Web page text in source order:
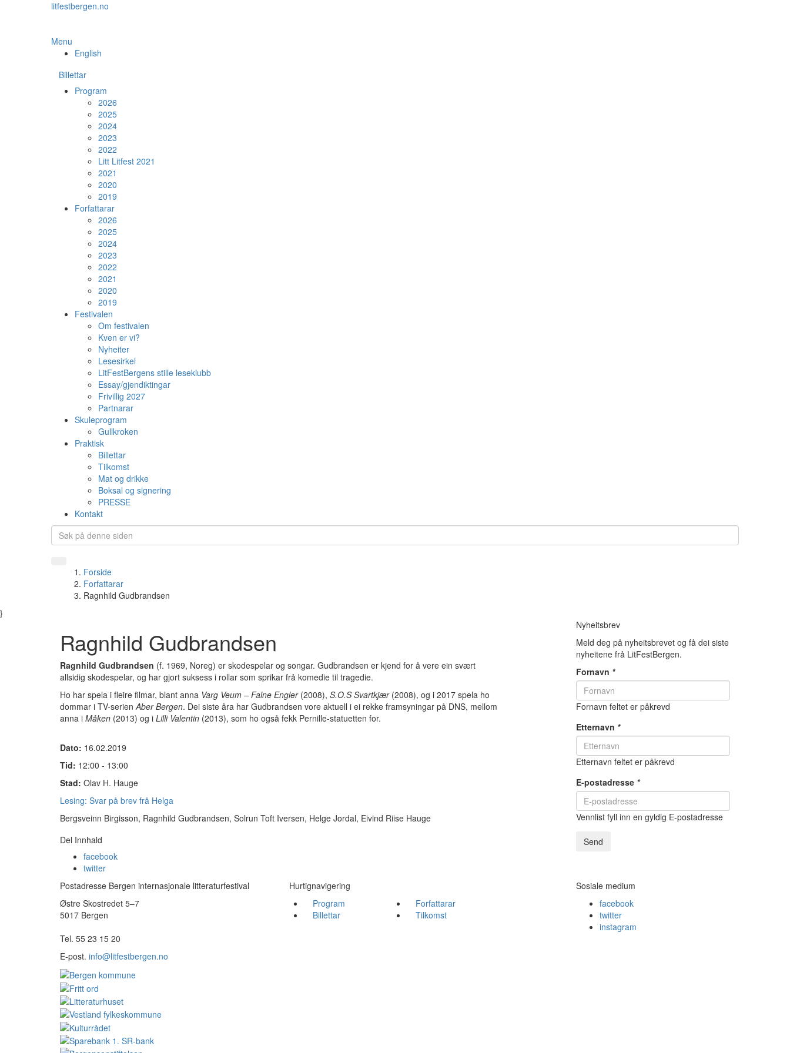
litfestbergen.no
Menu
English
Billettar
Program
2026
2025
2024
2023
2022
Litt Litfest 2021
2021
2020
2019
Forfattarar
2026
2025
2024
2023
2022
2021
2020
2019
Festivalen
Om festivalen
Kven er vi?
Nyheiter
Lesesirkel
LitFestBergens stille leseklubb
Essay/gjendiktingar
Frivillig 2027
Partnarar
Skuleprogram
Gullkroken
Praktisk
Billettar
Tilkomst
Mat og drikke
Boksal og signering
PRESSE
Kontakt
Forside
Forfattarar
Ragnhild Gudbrandsen
}
Ragnhild Gudbrandsen
Ragnhild Gudbrandsen (f. 1969, Noreg) er skodespelar og songar. Gudbrandsen er kjend for å vere ein svært
allsidig skodespelar, og har gjort suksess i rollar som sprikar frå komedie til tragedie.
Ho har spela i fleire filmar, blant anna Varg Veum – Falne Engler(2008), S.O.S Svartkjær(2008), og i 2017 spela ho
dommar i TV-serienAber Bergen. Dei siste åra har Gudbrandsen vore aktuell i ei rekke framsyningar på DNS, mellom
anna i Måken (2013) og i Lilli Valentin (2013), som ho også fekk Pernille-statuetten for.
Dato: 16.02.2019
Tid: 12:00 - 13:00
Stad: Olav H. Hauge
Lesing: Svar på brev frå Helga
Bergsveinn Birgisson, Ragnhild Gudbrandsen, Solrun Toft Iversen, Helge Jordal, Eivind Riise Hauge
Del Innhald
facebook
twitter
Nyheitsbrev
Meld deg på nyheitsbrevet og få dei siste
nyheitene frå LitFestBergen.
Fornavn *
Fornavn feltet er påkrevd
Etternavn *
Etternavn feltet er påkrevd
E-postadresse *
Vennlist fyll inn en gyldig E-postadresse
Send
Postadresse Bergen internasjonale litteraturfestival
Østre Skostredet 5–7
5017 Bergen
Tel. 55 23 15 20
E-post. info@litfestbergen.no
Hurtignavigering
Program
Forfattarar
Billettar
Tilkomst
Sosiale medium
facebook
twitter
instagram